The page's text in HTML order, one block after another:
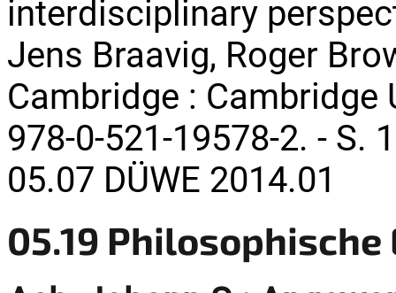
interdisciplinary
Jens Braavig, Roger
Cambridge : Cambridge
978-0-521-19578-2. - S.
05.07 DÜWE 2014.01
05.19 Philosophische